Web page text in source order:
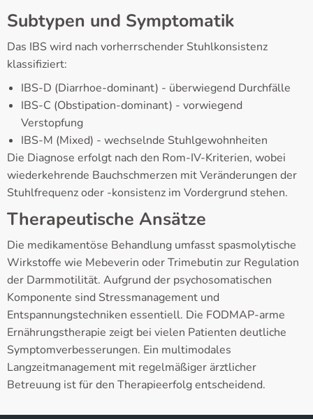
Subtypen und Symptomatik
Das IBS wird nach vorherrschender Stuhlkonsistenz
klassifiziert:
IBS-D (Diarrhoe-dominant) - überwiegend Durchfälle
IBS-C (Obstipation-dominant) - vorwiegend
Verstopfung
IBS-M (Mixed) - wechselnde Stuhlgewohnheiten
Die Diagnose erfolgt nach den Rom-IV-Kriterien, wobei
wiederkehrende Bauchschmerzen mit Veränderungen der
Stuhlfrequenz oder -konsistenz im Vordergrund stehen.
Therapeutische Ansätze
Die medikamentöse Behandlung umfasst spasmolytische
Wirkstoffe wie Mebeverin oder Trimebutin zur Regulation
der Darmmotilität. Aufgrund der psychosomatischen
Komponente sind Stressmanagement und
Entspannungstechniken essentiell. Die FODMAP-arme
Ernährungstherapie zeigt bei vielen Patienten deutliche
Symptomverbesserungen. Ein multimodales
Langzeitmanagement mit regelmäßiger ärztlicher
Betreuung ist für den Therapieerfolg entscheidend.